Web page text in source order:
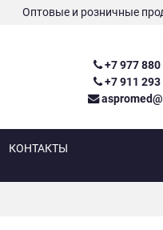
Оптовые и розничные
+7 977 880
+7 911 293
КОНТАКТЫ